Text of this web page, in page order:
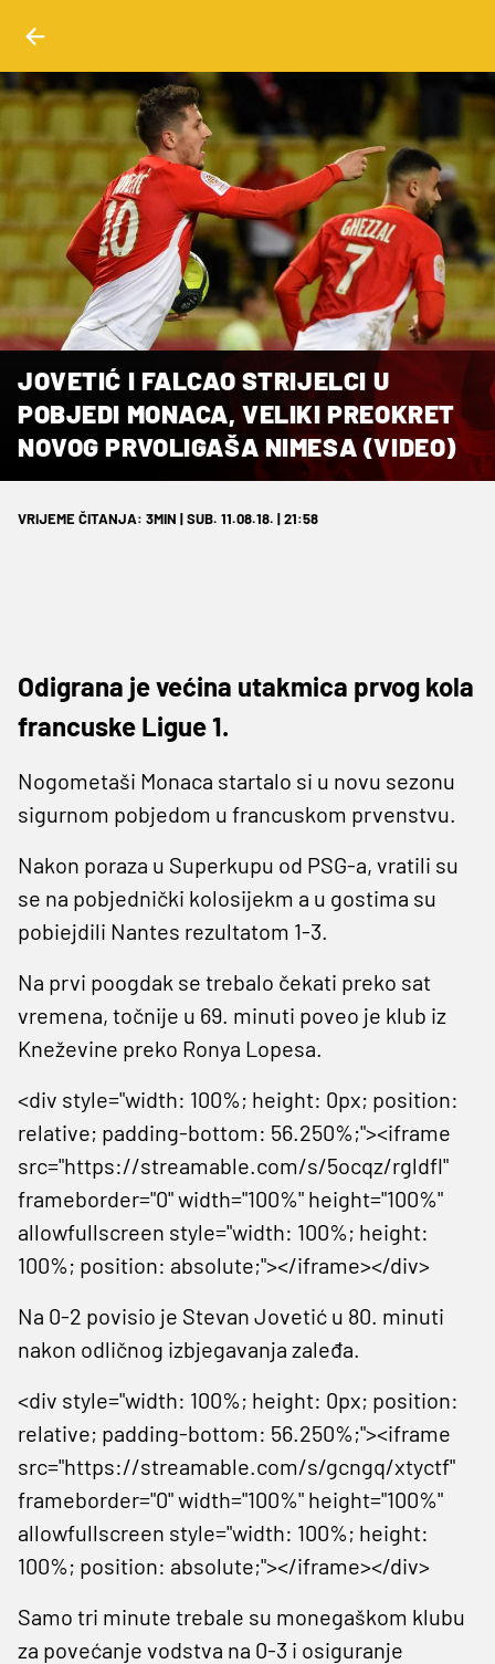
JOVETIĆ I FALCAO STRIJELCI U
POBJEDI MONACA, VELIKI PREOKRET
NOVOG PRVOLIGAŠA NIMESA (VIDEO)
VRIJEME ČITANJA: 3MIN | SUB. 11.08.18. | 21:58
Odigrana je većina utakmica prvog kola
francuske Ligue 1.
Nogometaši Monaca startalo si u novu sezonu
sigurnom pobjedom u francuskom prvenstvu.
Nakon poraza u Superkupu od PSG-a, vratili su
se na pobjednički kolosijekm a u gostima su
pobiejdili Nantes rezultatom 1-3.
Na prvi poogdak se trebalo čekati preko sat
vremena, točnije u 69. minuti poveo je klub iz
Kneževine preko Ronya Lopesa.
<div style="width: 100%; height: 0px; position:
relative; padding-bottom: 56.250%;"><iframe
src="https://streamable.com/s/5ocqz/rgldfl"
frameborder="0" width="100%" height="100%"
allowfullscreen style="width: 100%; height:
100%; position: absolute;"></iframe></div>
Na 0-2 povisio je Stevan Jovetić u 80. minuti
nakon odličnog izbjegavanja zaleđa.
<div style="width: 100%; height: 0px; position:
relative; padding-bottom: 56.250%;"><iframe
src="https://streamable.com/s/gcngq/xtyctf"
frameborder="0" width="100%" height="100%"
allowfullscreen style="width: 100%; height:
100%; position: absolute;"></iframe></div>
Samo tri minute trebale su monegaškom klubu
za povećanje vodstva na 0-3 i osiguranje